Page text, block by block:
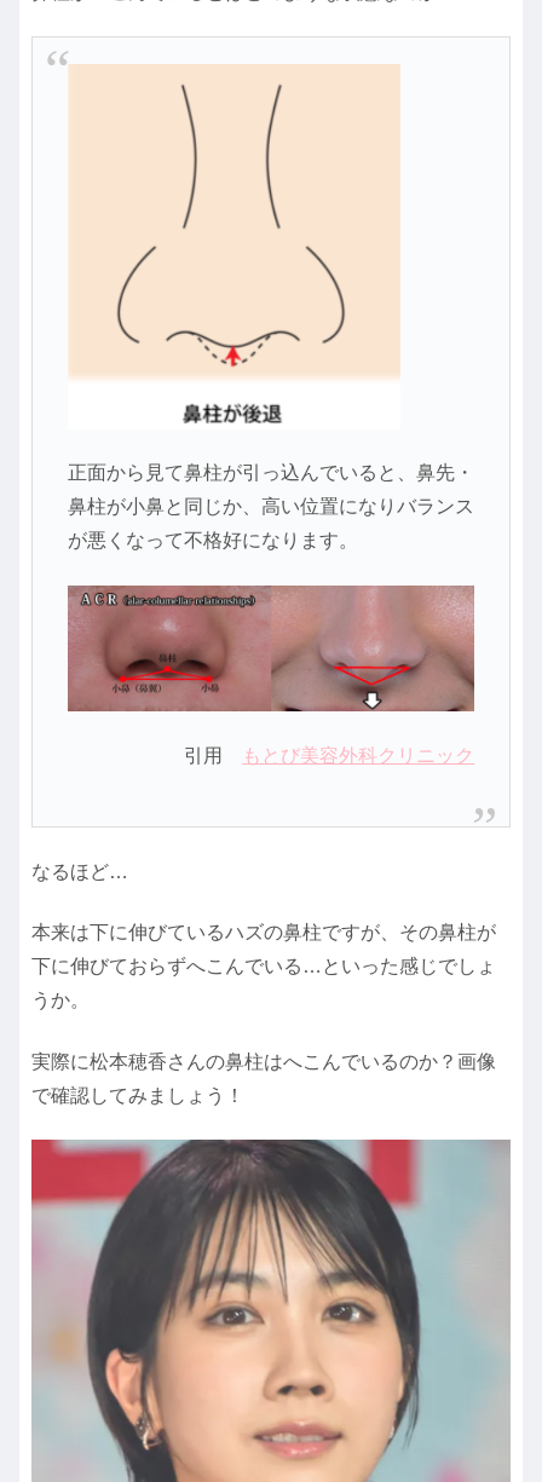
正面から見て鼻柱が引っ込んでいると、鼻先・
鼻柱が小鼻と同じか、高い位置になりバランス
が悪くなって不格好になります。
引用 もとび美容外科クリニック
なるほど…
本来は下に伸びているハズの鼻柱ですが、その鼻柱が
下に伸びておらずへこんでいる…といった感じでしょ
うか。
実際に松本穂香さんの鼻柱はへこんでいるのか？画像
で確認してみましょう！